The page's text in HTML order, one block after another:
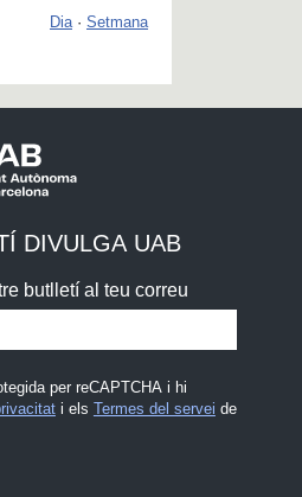
Dia · Setmana
DIVULGA UAB
butlletí al teu correu
per reCAPTCHA i hi
i els Termes del servei de